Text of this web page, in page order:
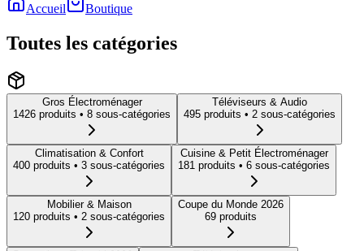
Accueil Boutique
Toutes les catégories
Gros Électroménager
1426 produits • 8 sous-catégories
Téléviseurs & Audio
495 produits • 2 sous-catégories
Climatisation & Confort
400 produits • 3 sous-catégories
Cuisine & Petit Électroménager
181 produits • 6 sous-catégories
Mobilier & Maison
120 produits • 2 sous-catégories
Coupe du Monde 2026
69 produits